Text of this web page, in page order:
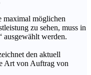
maximal möglichen
zu sehen, muss in
ausgewählt werden.
den aktuell
Art von Auftrag von